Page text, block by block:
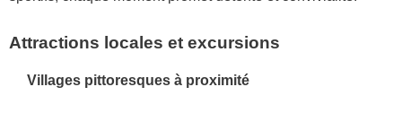
Attractions locales et excursions
Villages pittoresques à proximité